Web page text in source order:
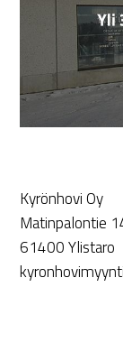
Kyrönhovi Oy
Matinpalontie
61400 Ylistaro